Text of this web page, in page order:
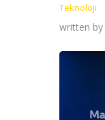
Teknoloji
written by